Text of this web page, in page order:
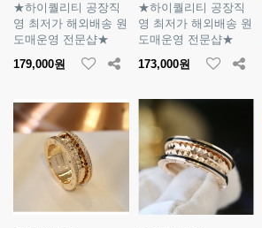
★하이퀄리티 공장직
영 최저가 해외배송 원
도매운영 전문샵★
179,000원
★하이퀄리티 공장직
영 최저가 해외배송 원
도매운영 전문샵★
173,000원